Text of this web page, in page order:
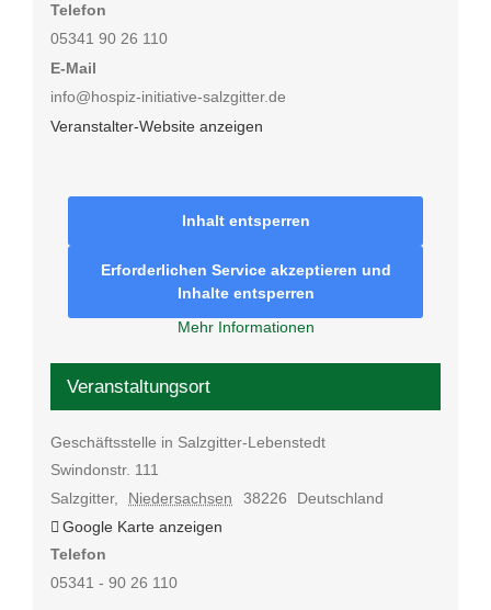
Telefon
05341 90 26 110
E-Mail
info@hospiz-initiative-salzgitter.de
Veranstalter-Website anzeigen
Veranstaltungsort
Geschäftsstelle in Salzgitter-Lebenstedt
Swindonstr. 111
Salzgitter, Niedersachsen 38226
Deutschland
Google Karte anzeigen
Telefon
05341 - 90 26 110
Inhalt entsperren
Erforderlichen Service akzeptieren und
Inhalte entsperren
Mehr Informationen